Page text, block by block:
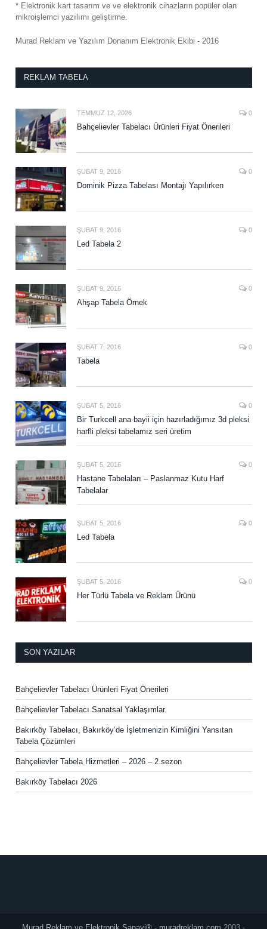
* Elektronik kart tasarım ve ve elektronik cihazların popüler olan
mikroişlemci yazılımı geliştirme.
Murad Reklam ve Yazılım Donanım Elektronik Ekibi - 2016
REKLAM TABELA
TEMMUZ 12, 2026 0
Bahçelievler Tabelacı Ürünleri Fiyat Önerileri
ŞUBAT 9, 2016 0
Dominik Pizza Tabelası Montajı Yapılırken
ŞUBAT 9, 2016 0
Led Tabela 2
ŞUBAT 9, 2016 0
Ahşap Tabela Örnek
ŞUBAT 7, 2016 0
Tabela
ŞUBAT 5, 2016 0
Bir Turkcell ana bayii için hazırladığımız 3d pleksi
harfli pleksi tabelamız seri üretim
ŞUBAT 5, 2016 0
Hastane Tabelaları – Paslanmaz Kutu Harf
Tabelalar
ŞUBAT 5, 2016 0
Led Tabela
ŞUBAT 5, 2016 0
Her Türlü Tabela ve Reklam Ürünü
SON YAZILAR
Bahçelievler Tabelacı Ürünleri Fiyat Önerileri
Bahçelievler Tabelacı Sanatsal Yaklaşımlar.
Bakırköy Tabelacı, Bakırköy’de İşletmenizin Kimliğini Yansıtan
Tabela Çözümleri
Bahçelievler Tabela Hizmetleri – 2026 – 2.sezon
Bakırköy Tabelacı 2026